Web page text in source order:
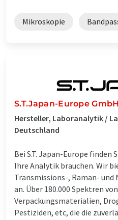
Mikroskopie
S.T.Japan-Europe GmbH
Hersteller, Laboranalytik /
Deutschland
Bei S.T. Japan-Europe finden
Ihre Analytik brauchen. Wir
Transmissions-, Raman-
an. Über 180.000 Spektren
Verpackungsmaterialien,
Pestiziden, etc, die die